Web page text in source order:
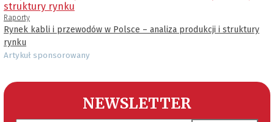
Raporty
Rynek kabli i przewodów w Polsce – analiza produkcji i struktury
rynku
Artykuł sponsorowany
NEWSLETTER